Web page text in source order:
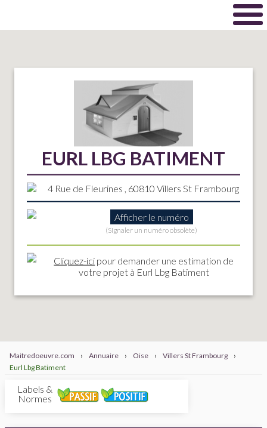
EURL LBG BATIMENT
4 Rue de Fleurines , 60810 Villers St Frambourg
Afficher le numéro
(Signaler un numéro obsolète)
Cliquez-ici pour demander une estimation de
votre projet à Eurl Lbg Batiment
Maitredoeuvre.com › Annuaire › Oise › Villers St Frambourg
›
Eurl Lbg Batiment
Labels &
Normes